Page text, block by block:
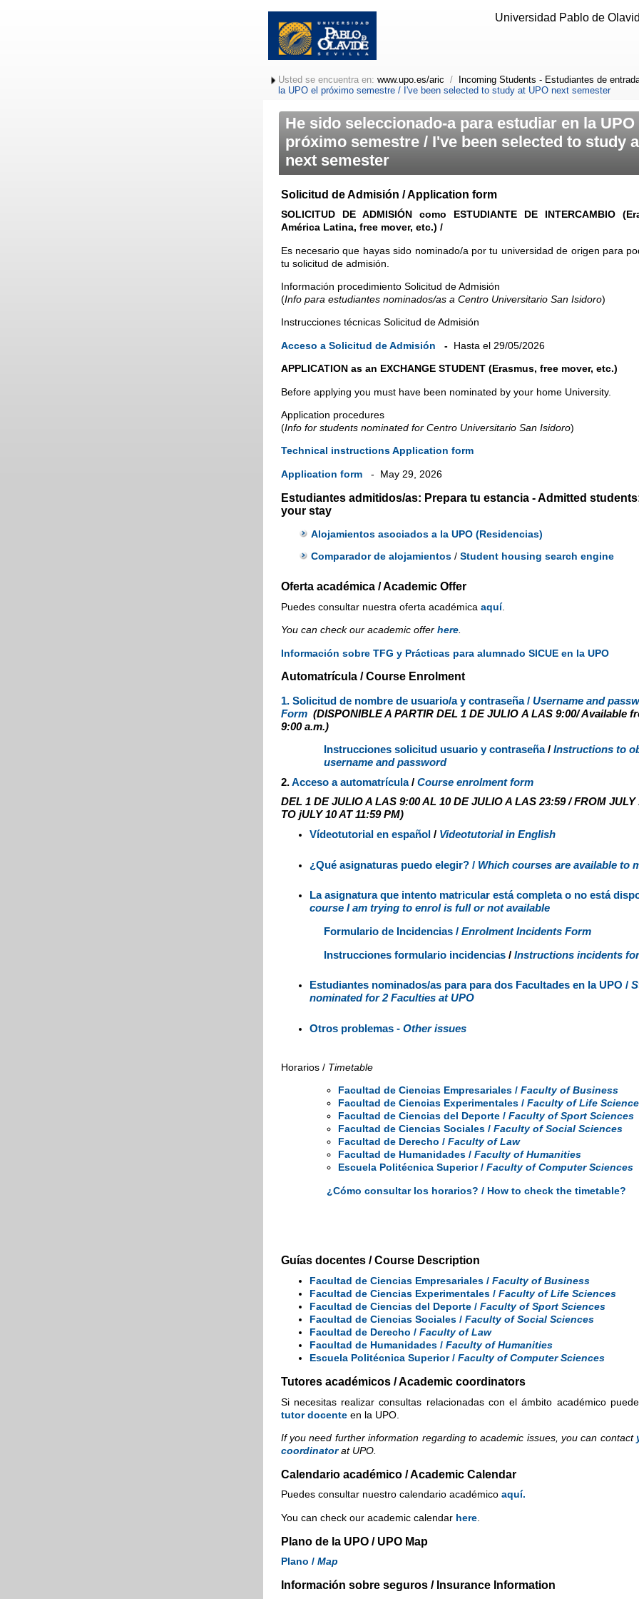
Universidad Pablo de
Usted se encuentra en: www.upo.es/aric / Incoming Students - Estudiantes de
la UPO el próximo semestre / I've been selected to study at UPO next semester
He sido seleccionado-a para estudiar en la UPO
próximo semestre / I've been selected to study
next semester
Solicitud de Admisión / Application form
SOLICITUD DE ADMISIÓN como ESTUDIANTE DE INTERCAMBIO
América Latina, free mover, etc.) /
Es necesario que hayas sido nominado/a por tu universidad de origen para
tu solicitud de admisión.
Información procedimiento Solicitud de Admisión
(Info para estudiantes nominados/as a Centro Universitario San Isidoro)
Instrucciones técnicas Solicitud de Admisión
Acceso a Solicitud de Admisión - Hasta el 29/05/2026
APPLICATION as an EXCHANGE STUDENT (Erasmus, free mover, etc.)
Before applying you must have been nominated by your home University.
Application procedures
(Info for students nominated for Centro Universitario San Isidoro)
Technical instructions Application form
Application form- May 29, 2026
Estudiantes admitidos/as: Prepara tu estancia - Admitted
your stay
Alojamientos asociados a la UPO (Residencias)
Comparador de alojamientos / Student housing search engine
Oferta académica / Academic Offer
Puedes consultar nuestra oferta académica aquí.
You can check our academic offer here.
Información sobre TFG y Prácticas para alumnado SICUE en la UPO
Automatrícula / Course Enrolment
1. Solicitud de nombre de usuario/a y contraseña / Username and
Form(DISPONIBLE A PARTIR DEL 1 DE JULIOA LAS 9:00/ Available
9:00 a.m.)
Instrucciones solicitud usuario y contraseña/ Instructions to
username and password
2.Acceso aautomatrícula/ Course enrolment form
DEL 1 DE JULIO A LAS 9:00 AL 10 DE JULIO A LAS 23:59 / FROM JULY
TO jULY 10 AT 11:59 PM)
Vídeotutorial en español/Videotutorial in English
¿Qué asignaturas puedo elegir? / Which courses are available to
La asignatura que intento matricular está completa o no está
course I am trying to enrol is full or not available
Formulario de Incidencias / Enrolment Incidents Form
Instrucciones formulario incidencias/ Instructions incidents
Estudiantes nominados/as para para dos Facultades en la UPO /
nominated for 2 Faculties at UPO
Otros problemas - Other issues
Horarios / Timetable
Facultad de Ciencias Empresariales / Faculty of Business
Facultad de Ciencias Experimentales / Faculty of Life
Facultad de Ciencias del Deporte / Faculty of Sport Sciences
Facultad de Ciencias Sociales / Faculty of Social Sciences
Facultad de Derecho / Faculty of Law
Facultad de Humanidades / Faculty of Humanities
Escuela Politécnica Superior / Faculty of Computer Sciences
¿Cómo consultar los horarios? / How to check the timetable?
Guías docentes / Course Description
Facultad de Ciencias Empresariales / Faculty of Business
Facultad de Ciencias Experimentales / Faculty of Life Sciences
Facultad de Ciencias del Deporte / Faculty of Sport Sciences
Facultad de Ciencias Sociales / Faculty of Social Sciences
Facultad de Derecho / Faculty of Law
Facultad de Humanidades / Faculty of Humanities
Escuela Politécnica Superior / Faculty of Computer Sciences
Tutores académicos / Academic coordinators
Si necesitas realizar consultas relacionadas con el ámbito académico
tutor docenteen la UPO.
If you need further information regarding to academic issues, you can contact
coordinatorat UPO.
Calendario académico / Academic Calendar
Puedes consultar nuestro calendario académico aquí.
You can check our academic calendar here.
Plano de la UPO / UPO Map
Plano / Map
Información sobre seguros / Insurance Information